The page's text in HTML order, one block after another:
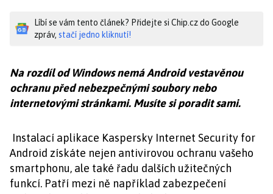
Líbí se vám tento článek? Přidejte si Chip.cz do Google
zpráv, stačí jedno kliknutí!
Na rozdíl od Windows nemá Android vestavěnou
ochranu před nebezpečnými soubory nebo
internetovými stránkami. Musíte si poradit sami.
Instalací aplikace Kaspersky Internet Security for
Android získáte nejen antivirovou ochranu vašeho
smartphonu, ale také řadu dalších užitečných
funkcí. Patří mezi ně například zabezpečení